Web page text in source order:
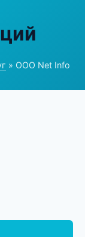
» ООО Net Info